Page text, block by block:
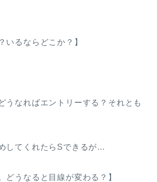
いるならどこか？】
うなればエントリーする？それとも
してくれたらSできるが…
どうなると目線が変わる？】